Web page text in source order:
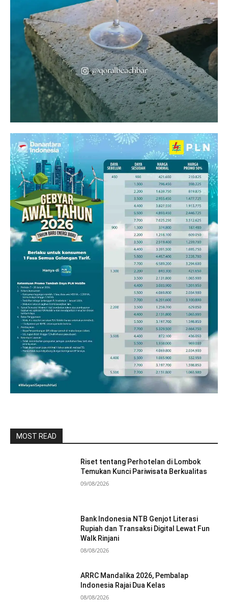
MOST READ
Riset tentang Perhotelan di Lombok
Temukan Kunci Pariwisata Berkualitas
09/08/2026
Bank Indonesia NTB Genjot Literasi
Rupiah dan Transaksi Digital Lewat Fun
Walk Rinjani
08/08/2026
ARRC Mandalika 2026, Pembalap
Indonesia Rajai Dua Kelas
08/08/2026